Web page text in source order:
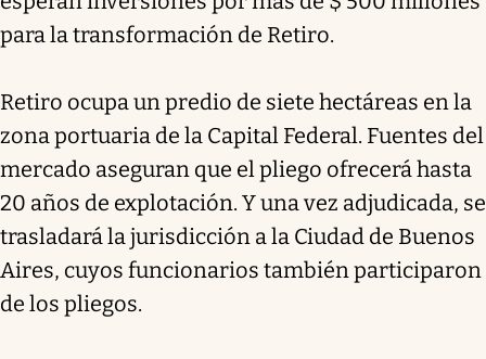
para la transformación de Retiro.
Retiro ocupa un predio de siete hectáreas en la
zona portuaria de la Capital Federal. Fuentes del
mercado aseguran que el pliego ofrecerá hasta
20 años de explotación. Y una vez adjudicada, se
trasladará la jurisdicción a la Ciudad de Buenos
Aires, cuyos funcionarios también participaron
de los pliegos.